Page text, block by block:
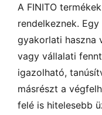
A FINITO
rendelkeznek.
gyakorlati haszna
vagy vállalati
igazolható,
másrészt a
felé is hitelesebb